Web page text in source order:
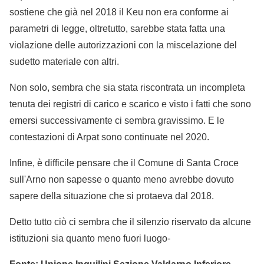
sostiene che già nel 2018 il Keu non era conforme ai
parametri di legge, oltretutto, sarebbe stata fatta una
violazione delle autorizzazioni con la miscelazione del
sudetto materiale con altri.
Non solo, sembra che sia stata riscontrata un incompleta
tenuta dei registri di carico e scarico e visto i fatti che sono
emersi successivamente ci sembra gravissimo. E le
contestazioni di Arpat sono continuate nel 2020.
Infine, è difficile pensare che il Comune di Santa Croce
sull'Arno non sapesse o quanto meno avrebbe dovuto
sapere della situazione che si protaeva dal 2018.
Detto tutto ciò ci sembra che il silenzio riservato da alcune
istituzioni sia quanto meno fuori luogo-